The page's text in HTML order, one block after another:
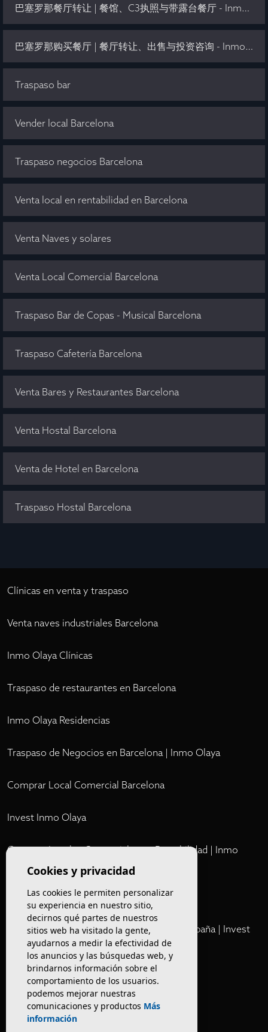
巴塞罗那餐厅转让 | 餐馆、C3执照与带露台餐厅 - Inmo Olaya
巴塞罗那购买餐厅 | 餐厅转让、出售与投资咨询 - Inmo Olaya
Traspaso bar
Vender local Barcelona
Traspaso negocios Barcelona
Venta local en rentabilidad en Barcelona
Venta Naves y solares
Venta Local Comercial Barcelona
Traspaso Bar de Copas - Musical Barcelona
Traspaso Cafetería Barcelona
Venta Bares y Restaurantes Barcelona
Venta Hostal Barcelona
Venta de Hotel en Barcelona
Traspaso Hostal Barcelona
Clínicas en venta y traspaso
Venta naves industriales Barcelona
Inmo Olaya Clínicas
Traspaso de restaurantes en Barcelona
Inmo Olaya Residencias
Traspaso de Negocios en Barcelona | Inmo Olaya
Comprar Local Comercial Barcelona
Invest Inmo Olaya
Comprar Locales Comerciales en Rentabilidad | Inmo
Olaya
Cartera Privada de Activos Hoteleros en España | Invest
Inmo Olaya
Venta de edificios
Comprar restaurante en Barcelona
Cookies y privacidad
Las cookies le permiten personalizar
su experiencia en nuestro sitio,
decirnos qué partes de nuestros
sitios web ha visitado la gente,
ayudarnos a medir la efectividad de
los anuncios y las búsquedas web, y
brindarnos información sobre el
comportamiento de los usuarios.
podemos mejorar nuestras
comunicaciones y productos Más
información